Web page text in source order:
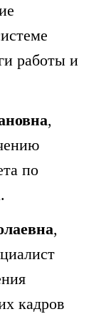
работы и
,
по
,
кадров